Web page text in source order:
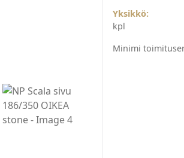
Yksikkö:
kpl
Minimi